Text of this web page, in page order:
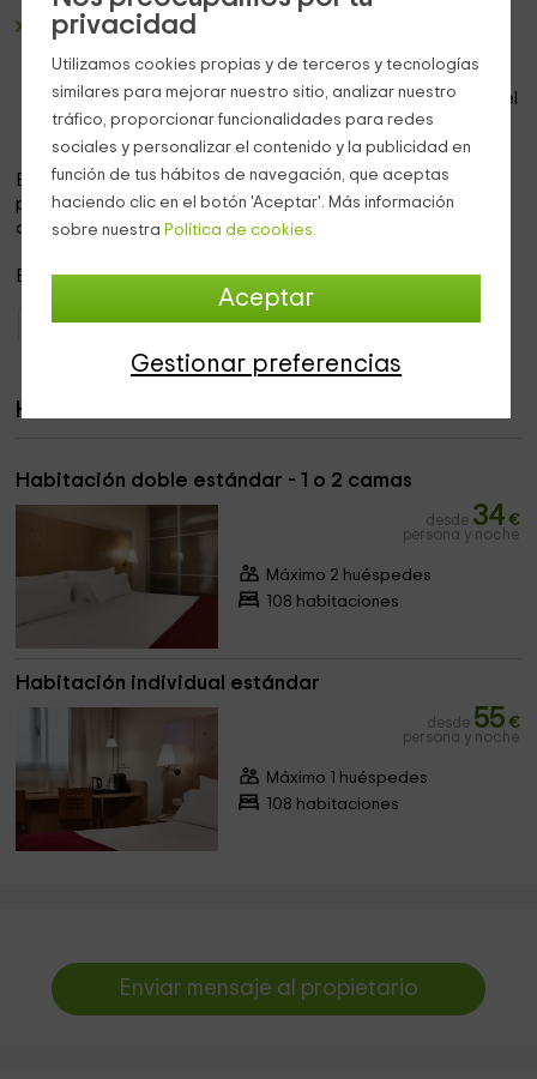
privacidad
Utilizamos cookies propias y de terceros y tecnologías
similares para mejorar nuestro sitio, analizar nuestro
tráfico, proporcionar funcionalidades para redes
sociales y personalizar el contenido y la publicidad en
función de tus hábitos de navegación, que aceptas
haciendo clic en el botón 'Aceptar'. Más información
sobre nuestra Política de cookies.
Aceptar
Gestionar preferencias
Hay uncuarto de baño privado
ducha incorporado que proporciona un agradable
chorro de cortina de lluvia. Además, podrás hacer uso del
set de amenities que ofrece el alojamiento.
El snack-bardel lugar es de lo más completo, pero además
podrás disfrutar de unbuffet de desayunoscon todo tipo
de alimentos, desde dulces a salados.
Este hoteladmite mascotasbajo consulta previa.
Hoteles con encanto La Rioja Hoteles con encanto Logroño
Habitaciones
Habitación doble estándar - 1 o 2 camas
desde 34 €
persona y noche
Máximo 2 huéspedes
108 habitaciones
Habitación individual estándar
desde 55 €
persona y noche
Máximo 1 huéspedes
108 habitaciones
Enviar mensaje al propietario